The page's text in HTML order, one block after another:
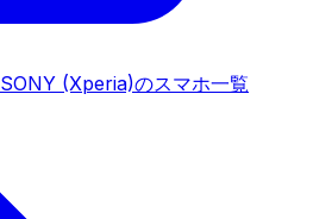
SONY (Xperia)のスマホ一覧